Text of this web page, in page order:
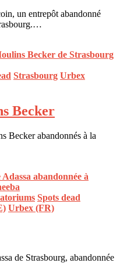
un entrepôt abandonné
Strasbourg Urbex
Becker
Becker abandonnés à la
Spots dead
Urbex (FR)
de Strasbourg, abandonnée